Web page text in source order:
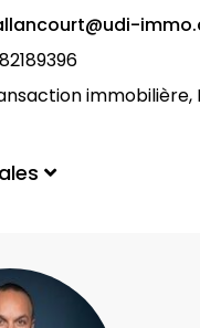
immobilière,